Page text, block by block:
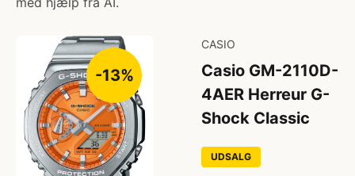
-13%
CASIO
Casio GM-2110D-
4AER Herreur G-
Shock Classic
UDSALG